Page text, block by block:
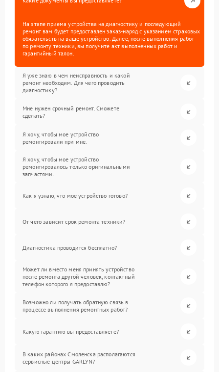
На этапе приема устройства на диагностику и последующий
ремонт вам будет предоставлен заказ-наряд с указанием страховых
обязательств на ваше устройство. Далее, после выполнения работ
по ремонту техники, вы получите акт выполненных работ и
гарантийный талон.
Я уже знаю в чем неисправность и какой
ремонт необходим. Для чего проводить
диагностику?
Мне нужен срочный ремонт. Сможете
сделать?
Я хочу, чтобы мое устройство
ремонтировали при мне.
Я хочу, чтобы мое устройство
ремонтировалось только оригинальными
запчастями.
Как я узнаю, что мое устройство готово?
От чего зависит срок ремонта техники?
Диагностика проводится бесплатно?
Может ли вместо меня принять устройство
после ремонта другой человек, контактный
телефон которого я предоставлю?
Возможно ли получать обратную связь в
процессе выполнения ремонтных работ?
Какую гарантию вы предоставляете?
В каких районах Смоленска располагаются
сервисные центры GARLYN?